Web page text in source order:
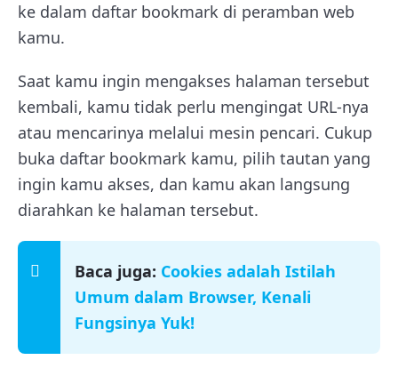
ke dalam daftar bookmark di peramban web
kamu.
Saat kamu ingin mengakses halaman tersebut
kembali, kamu tidak perlu mengingat URL-nya
atau mencarinya melalui mesin pencari. Cukup
buka daftar bookmark kamu, pilih tautan yang
ingin kamu akses, dan kamu akan langsung
diarahkan ke halaman tersebut.
Baca juga: Cookies adalah Istilah
Umum dalam Browser, Kenali
Fungsinya Yuk!